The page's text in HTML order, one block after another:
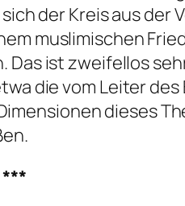
der Kreis aus der
muslimischen
ist zweifellos
die vom Leiter
dieses
***